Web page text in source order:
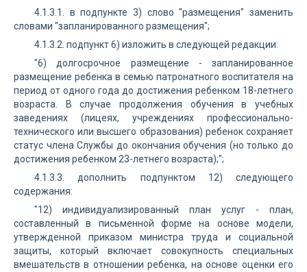
4.1.3.1. в подпункте 3) слово "размещения" заменить
словами "запланированного размещения";
4.1.3.2. подпункт 6) изложить в следующей редакции:
"6) долгосрочное размещение - запланированное
размещение ребенка в семью патронатного воспитателя на
период от одного года до достижения ребенком 18-летнего
возраста. В случае продолжения обучения в учебных
заведениях (лицеях, учреждениях профессионально-
технического или высшего образования) ребенок сохраняет
статус члена Службы до окончания обучения (но только до
достижения ребенком 23-летнего возраста);";
4.1.3.3. дополнить подпунктом 12) следующего
содержания:
"12) индивидуализированный план услуг - план,
составленный в письменной форме на основе модели,
утвержденной приказом министра труда и социальной
защиты, который включает совокупность специальных
вмешательств в отношении ребенка, на основе оценки его